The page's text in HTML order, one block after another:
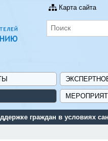
Карта сайта
граждан в условиях